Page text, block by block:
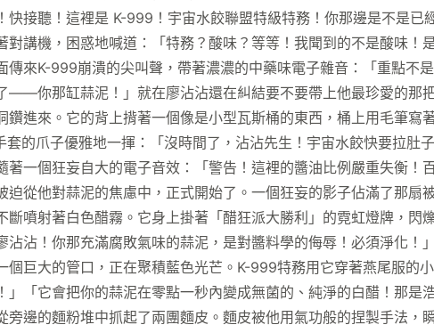
快接聽！這裡是 K-999！宇宙水餃聯盟特級特務！你那邊是不是
對講機，困惑地喊道：「特務？酸味？等等！我聞到的不是酸味
傳來K-999崩潰的尖叫聲，帶著濃濃的中藥味電子雜音：「重點
——你那缸蒜泥！」就在廖沾沾還在糾結要不要帶上他最珍愛的那
鑽進來。它的背上揹著一個像是小型瓦斯桶的東西，桶上用毛筆
的爪子優雅地一揮：「沒時間了，沾沾先生！宇宙水餃快要拉肚
一個狂妄自大的電子音效：「警告！這裡的醬油比例嚴重失衡
從他對蒜泥的焦慮中，正式開始了。一個狂妄的影子佔滿了那
噴射著白色醋霧。它身上掛著「醋狂派大勝利」的霓虹燈牌，
沾沾！你那充滿腐敗氣味的蒜泥，是對醬料學的侮辱！必須淨化
個巨大的管口，正在聚積藍色光芒。K-999特務用它穿著燕尾服的
「它會把你的蒜泥在零點一秒內變成無菌的、純淨的白醋！那
邊的麵粉堆中抓起了兩團麵皮。麵皮被他用氣功般的捏製手法，